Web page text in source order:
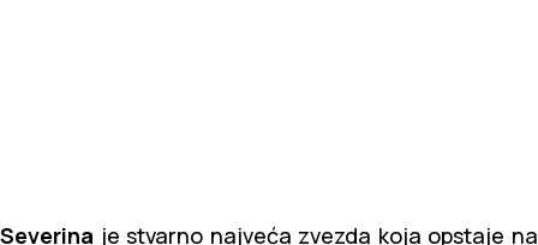
Severina je stvarno najveća zvezda koja opstaje na